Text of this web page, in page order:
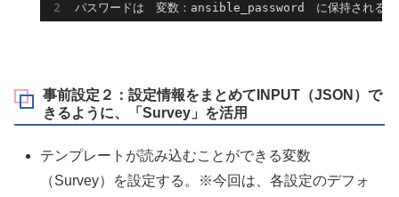
パスワードは　変数：ansible_password　に保持される
事前設定２：設定情報をまとめてINPUT（JSON）で
きるように、「Survey」を活用
テンプレートが読み込むことができる変数
（Survey）を設定する。※今回は、各設定のデフォ